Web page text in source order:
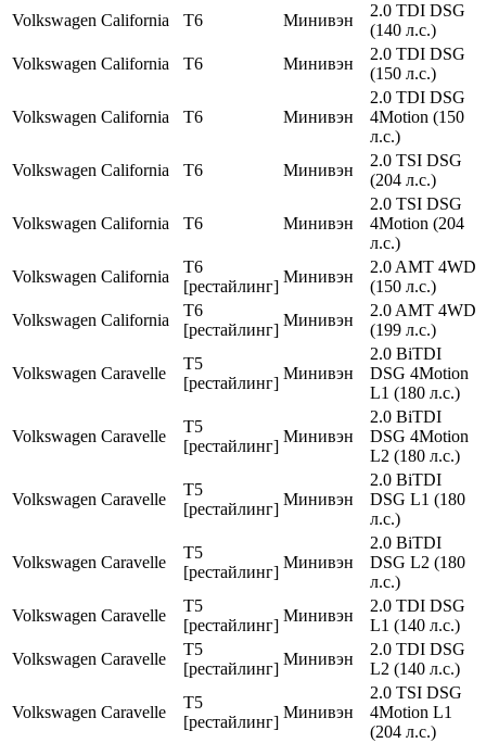
Volkswagen California T6 Минивэн
2.0 TDI DSG
(140 л.с.)
Volkswagen California T6 Минивэн
2.0 TDI DSG
(150 л.с.)
Volkswagen California T6 Минивэн
2.0 TDI DSG
4Motion (150
л.с.)
Volkswagen California T6 Минивэн
2.0 TSI DSG
(204 л.с.)
Volkswagen California T6 Минивэн
2.0 TSI DSG
4Motion (204
л.с.)
Volkswagen California
T6
[рестайлинг]
Минивэн
2.0 AMT 4WD
(150 л.с.)
Volkswagen California
T6
[рестайлинг]
Минивэн
2.0 AMT 4WD
(199 л.с.)
Volkswagen Caravelle
T5
[рестайлинг]
Минивэн
2.0 BiTDI
DSG 4Motion
L1 (180 л.с.)
Volkswagen Caravelle
T5
[рестайлинг]
Минивэн
2.0 BiTDI
DSG 4Motion
L2 (180 л.с.)
Volkswagen Caravelle
T5
[рестайлинг]
Минивэн
2.0 BiTDI
DSG L1 (180
л.с.)
Volkswagen Caravelle
T5
[рестайлинг]
Минивэн
2.0 BiTDI
DSG L2 (180
л.с.)
Volkswagen Caravelle
T5
[рестайлинг]
Минивэн
2.0 TDI DSG
L1 (140 л.с.)
Volkswagen Caravelle
T5
[рестайлинг]
Минивэн
2.0 TDI DSG
L2 (140 л.с.)
Volkswagen Caravelle
T5
[рестайлинг]
Минивэн
2.0 TSI DSG
4Motion L1
(204 л.с.)